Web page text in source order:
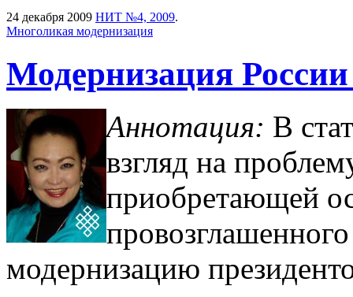
24 декабря 2009 НИТ №4, 2009.
Многоликая модернизация
Модернизация
Аннотация: В
взгляд на
приобретающей
модер­низацию